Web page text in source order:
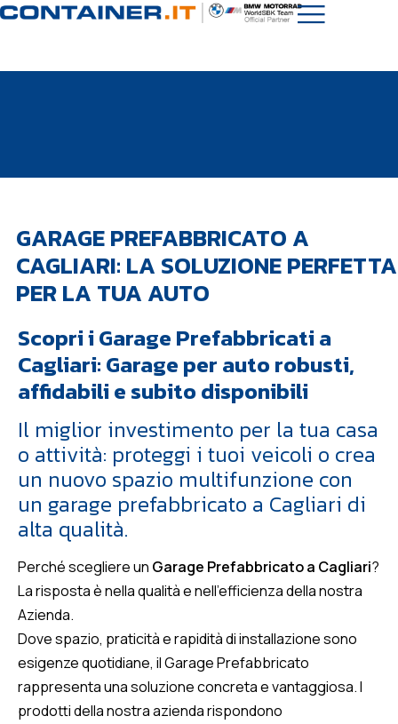
GARAGE PREFABBRICATO A
CAGLIARI: LA SOLUZIONE PERFETTA
PER LA TUA AUTO
Scopri i Garage Prefabbricati a
Cagliari: Garage per auto robusti,
affidabili e subito disponibili
Il miglior investimento per la tua casa
o attività: proteggi i tuoi veicoli o crea
un nuovo spazio multifunzione con
un garage prefabbricato a Cagliari di
alta qualità.
Perché scegliere un Garage Prefabbricato a Cagliari?
La risposta è nella qualità e nell’efficienza della nostra
Azienda.
Dove spazio, praticità e rapidità di installazione sono
esigenze quotidiane, il Garage Prefabbricato
rappresenta una soluzione concreta e vantaggiosa. I
prodotti della nostra azienda rispondono